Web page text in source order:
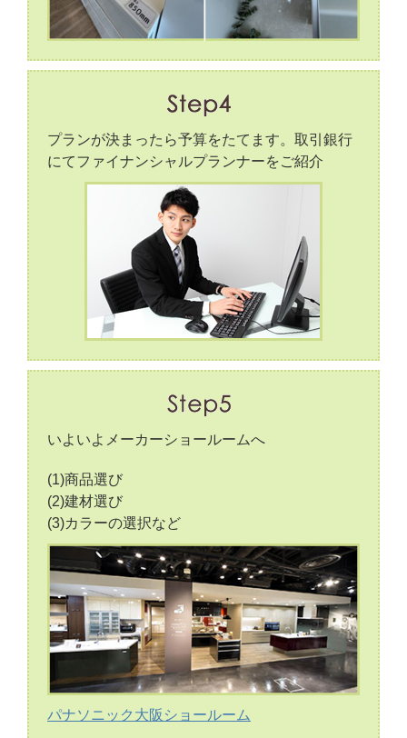
プランが決まったら予算をたてます。取引銀行
にてファイナンシャルプランナーをご紹介
いよいよメーカーショールームへ
(1)商品選び
(2)建材選び
(3)カラーの選択など
パナソニック大阪ショールーム